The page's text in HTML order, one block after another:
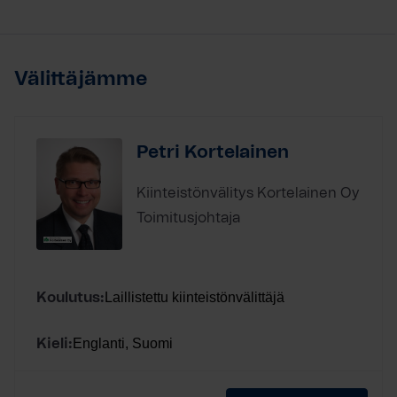
Välittäjämme
Petri Kortelainen
Kiinteistönvälitys Kortelainen Oy
Toimitusjohtaja
Koulutus: Laillistettu kiinteistönvälittäjä
Kieli: Englanti, Suomi